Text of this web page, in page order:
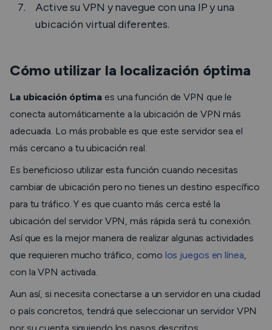
Active su VPN y navegue con una IP y una
ubicación virtual diferentes.
Cómo utilizar la localización óptima
La ubicación óptima es una función de VPN que le
conecta automáticamente a la ubicación de VPN más
adecuada. Lo más probable es que este servidor sea el
más cercano a tu ubicación real.
Es beneficioso utilizar esta función cuando necesitas
cambiar de ubicación pero no tienes un destino específico
para tu tráfico. Y es que cuanto más cerca esté la
ubicación del servidor VPN, más rápida será tu conexión.
Así que es la mejor manera de realizar algunas actividades
que requieren mucho tráfico, como los juegos en línea,
con la VPN activada.
Aun así, si necesita conectarse a un servidor en una ciudad
o país concretos, tendrá que seleccionar un servidor VPN